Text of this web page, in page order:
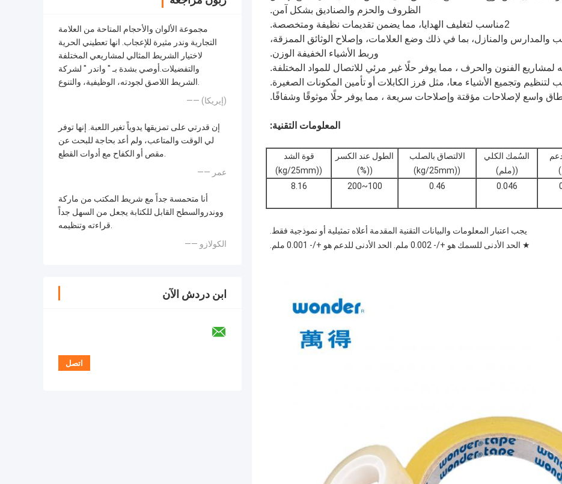
مجموعة الألوان والأحجام المتاحة من العلامة
التجارية وندر مثيرة للإعجاب. انها تعطيني الحرية
لاختيار الشريط المثالي لمشاريعي المختلفة
والتفضيلات.أوصي بشدة بـ " واندر " لشركة
الشريط اللاصق لجودته، الوظيفية، والتنوع.
—— (إيريكا)
إن قدرتي على تمزيقها يدوياً تغير اللعبة. إنها توفر
لي الوقت والمتاعب، ولم أعد بحاجة للبحث عن
مقص أو الكفاح مع أدوات القطع.
—— عمر
أنا متحمسة جداً مع شريط المكتب من ماركة
ووندروالسطح القابل للكتابة يجعل من السهل جداً
قراءته وتنظيمه.
—— الكولازو
ابن دردش الآن
الظروف والحزم والصناديق بشكل آمن.
2مناسب لتغليف الهدايا، مما يضمن تقديمات نظيفة ومتخصصة.
والمدارس والمنازل، بما في ذلك وضع العلامات، وإصلاح الوثائق الممزقة،
وربط الأشياء الخفيفة الوزن.
المعلومات التقنية:
السُمك الكلي
((ملم)
الالتصاق بالصلب
((kg/25mm)
الطول عند الكسر
((%)
قوة الشد
((kg/25mm)
0.046
0.46
100~200
8.16
يجب اعتبار المعلومات والبيانات التقنية المقدمة أعلاه تمثيلية أو نموذجية فقط.
★ الحد الأدنى للسمك هو +/- 0.002 ملم. الحد الأدنى للدعم هو +/- 0.001 ملم.